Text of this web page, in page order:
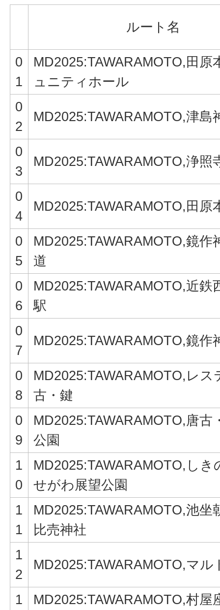
ルート名
0
1
MD2025:TAWARAMOTO,田原
ュニティホール
0
2
MD2025:TAWARAMOTO,津島
0
3
MD2025:TAWARAMOTO,浄照
0
4
MD2025:TAWARAMOTO,田原
0
5
MD2025:TAWARAMOTO,鏡作
道
0
6
MD2025:TAWARAMOTO,近鉄
駅
0
7
MD2025:TAWARAMOTO,鏡作
0
8
MD2025:TAWARAMOTO,レス
古・鍵
0
9
MD2025:TAWARAMOTO,唐古
公園
1
0
MD2025:TAWARAMOTO,しき
せがわ展望公園
1
1
MD2025:TAWARAMOTO,池坐
比売神社
1
2
MD2025:TAWARAMOTO,マル
1
MD2025:TAWARAMOTO,村屋